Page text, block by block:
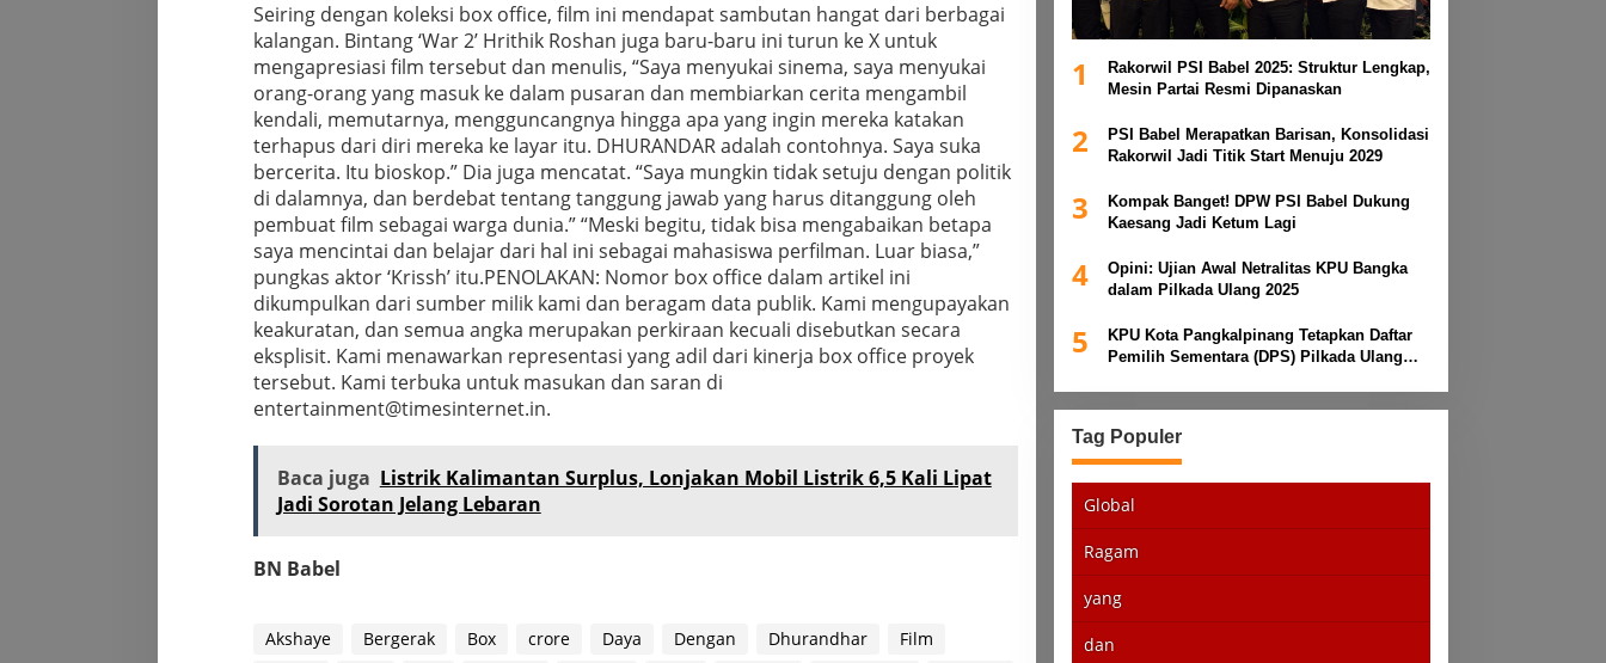
Seiring dengan koleksi box office, film ini mendapat sambutan hangat dari berbagai
kalangan. Bintang ‘War 2’ Hrithik Roshan juga baru-baru ini turun ke X untuk
mengapresiasi film tersebut dan menulis, “Saya menyukai sinema, saya menyukai
orang-orang yang masuk ke dalam pusaran dan membiarkan cerita mengambil
kendali, memutarnya, mengguncangnya hingga apa yang ingin mereka katakan
terhapus dari diri mereka ke layar itu. DHURANDAR adalah contohnya. Saya suka
bercerita. Itu bioskop.” Dia juga mencatat. “Saya mungkin tidak setuju dengan politik
di dalamnya, dan berdebat tentang tanggung jawab yang harus ditanggung oleh
pembuat film sebagai warga dunia.”“Meski begitu, tidak bisa mengabaikan betapa
saya mencintai dan belajar dari hal ini sebagai mahasiswa perfilman. Luar biasa,”
pungkas aktor ‘Krissh’ itu.PENOLAKAN: Nomor box office dalam artikel ini
dikumpulkan dari sumber milik kami dan beragam data publik. Kami mengupayakan
keakuratan, dan semua angka merupakan perkiraan kecuali disebutkan secara
eksplisit. Kami menawarkan representasi yang adil dari kinerja box office proyek
tersebut. Kami terbuka untuk masukan dan saran di
entertainment@timesinternet.in.
Baca juga Listrik Kalimantan Surplus, Lonjakan Mobil Listrik 6,5 Kali Lipat
Jadi Sorotan Jelang Lebaran
BN Babel
Akshaye Bergerak Box crore Daya Dengan Dhurandhar
Film
1
Rakorwil PSI Babel 2025: Struktur Lengkap,
Mesin Partai Resmi Dipanaskan
2
PSI Babel Merapatkan Barisan, Konsolidasi
Rakorwil Jadi Titik Start Menuju 2029
3
Kompak Banget! DPW PSI Babel Dukung
Kaesang Jadi Ketum Lagi
4
Opini: Ujian Awal Netralitas KPU Bangka
dalam Pilkada Ulang 2025
5
KPU Kota Pangkalpinang Tetapkan Daftar
Pemilih Sementara (DPS) Pilkada Ulang
Tag Populer
Global
Ragam
yang
dan